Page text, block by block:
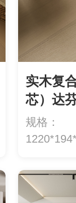
实木复
芯）达
规格：